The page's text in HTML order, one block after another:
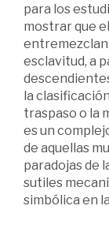
para los
mostrar que
entremezclan
esclavitud, a
la
traspaso o la
es un
de aquellas
paradojas de
sutiles
simbólica en